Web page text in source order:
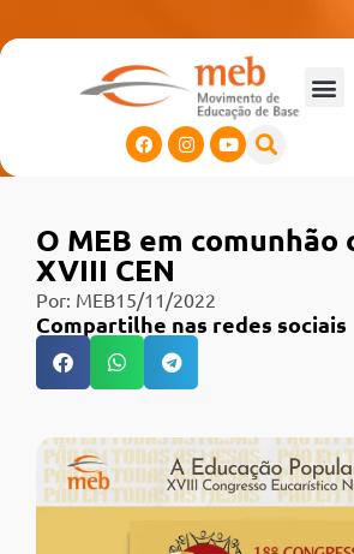
O MEB em comunhão
XVIII CEN
Por: MEB15/11/2022
Compartilhe nas redes sociais